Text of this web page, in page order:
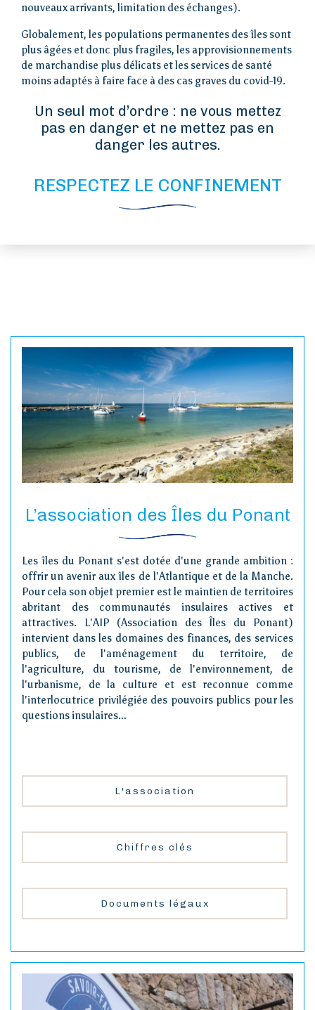
Loi îles
Visiter
Vivre
Contact
nouveaux arrivants, limitation des échanges).
Globalement, les populations permanentes des îles sont
plus âgées et donc plus fragiles, les approvisionnements
de marchandise plus délicats et les services de santé
moins adaptés à faire face à des cas graves du covid-19.
Un seul mot d’ordre : ne vous mettez
pas en danger et ne mettez pas en
danger les autres.
RESPECTEZ LE CONFINEMENT
L’association des Îles du Ponant
Les îles du Ponant s'est dotée d'une grande ambition :
offrir un avenir aux îles de l'Atlantique et de la Manche.
Pour cela son objet premier est le maintien de territoires
abritant des communautés insulaires actives et
attractives. L'AIP (Association des Îles du Ponant)
intervient dans les domaines des finances, des services
publics, de l'aménagement du territoire, de
l'agriculture, du tourisme, de l'environnement, de
l'urbanisme, de la culture et est reconnue comme
l'interlocutrice privilégiée des pouvoirs publics pour les
questions insulaires...
L'association
Chiffres clés
Documents légaux